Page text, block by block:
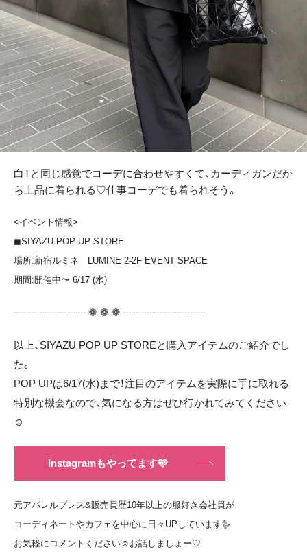
白Tと同じ感覚でコーデに合わせやすくて、カーディガンだか
ら上品に着られる♡仕事コーデでも着られそう。
<イベント情報>
◼︎SIYAZU POP-UP STORE
場所:新宿ルミネ LUMINE 2-2F EVENT SPACE
期間:開催中〜 6/17 (水)
┈┈┈┈┈┈┈ ❁ ❁ ❁ ┈┈┈┈┈┈┈┈
以上、SIYAZU POP UP STOREと購入アイテムのご紹介でし
た。
POP UPは6/17(水)まで！注目のアイテムを実際に手に取れる
特別な機会なので、気になる方はぜひ行かれてみてください
☺️
Instagramもやってます🩵
元アパレルプレス&販売員歴10年以上の服好き会社員が
コーディネートやカフェを中心に日々UPしています🪿
お気軽にコメントください☺️お話しましょー♡